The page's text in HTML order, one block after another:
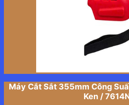
Máy Cắt Sắt 355mm Công
Ken /